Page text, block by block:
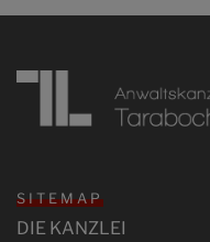
SITEMAP
DIE KANZLEI